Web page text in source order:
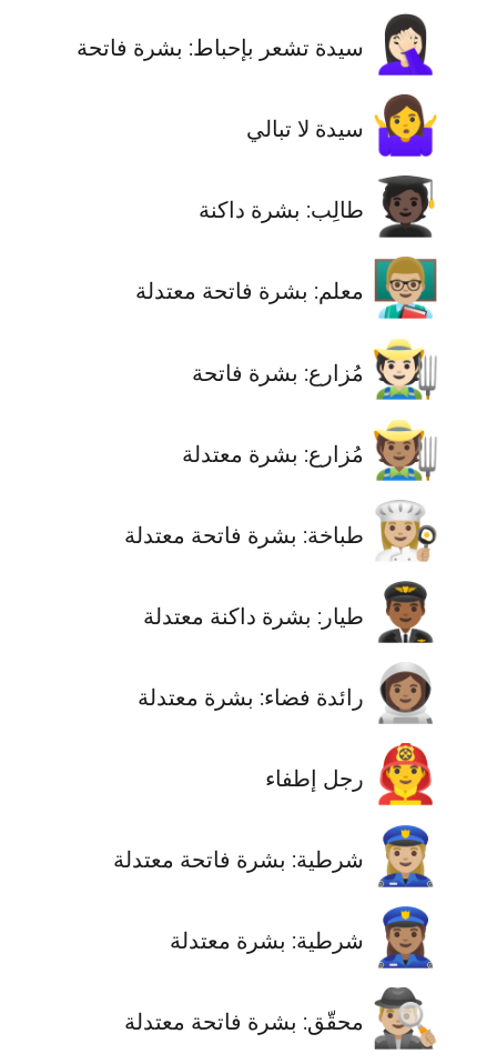
🤦🏻‍♀️ سيدة تشعر بإحباط: بشرة فاتحة
🤷‍♀️ سيدة لا تبالي
🧑🏿‍🎓 طالِب: بشرة داكنة
👨🏼‍🏫 معلم: بشرة فاتحة معتدلة
🧑🏻‍🌾 مُزارع: بشرة فاتحة
🧑🏽‍🌾 مُزارع: بشرة معتدلة
👩🏼‍🍳 طباخة: بشرة فاتحة معتدلة
👨🏾‍✈️ طيار: بشرة داكنة معتدلة
👩🏽‍🚀 رائدة فضاء: بشرة معتدلة
👨‍🚒 رجل إطفاء
👮🏼‍♀️ شرطية: بشرة فاتحة معتدلة
👮🏽‍♀️ شرطية: بشرة معتدلة
🕵🏼‍♂️ محقّق: بشرة فاتحة معتدلة